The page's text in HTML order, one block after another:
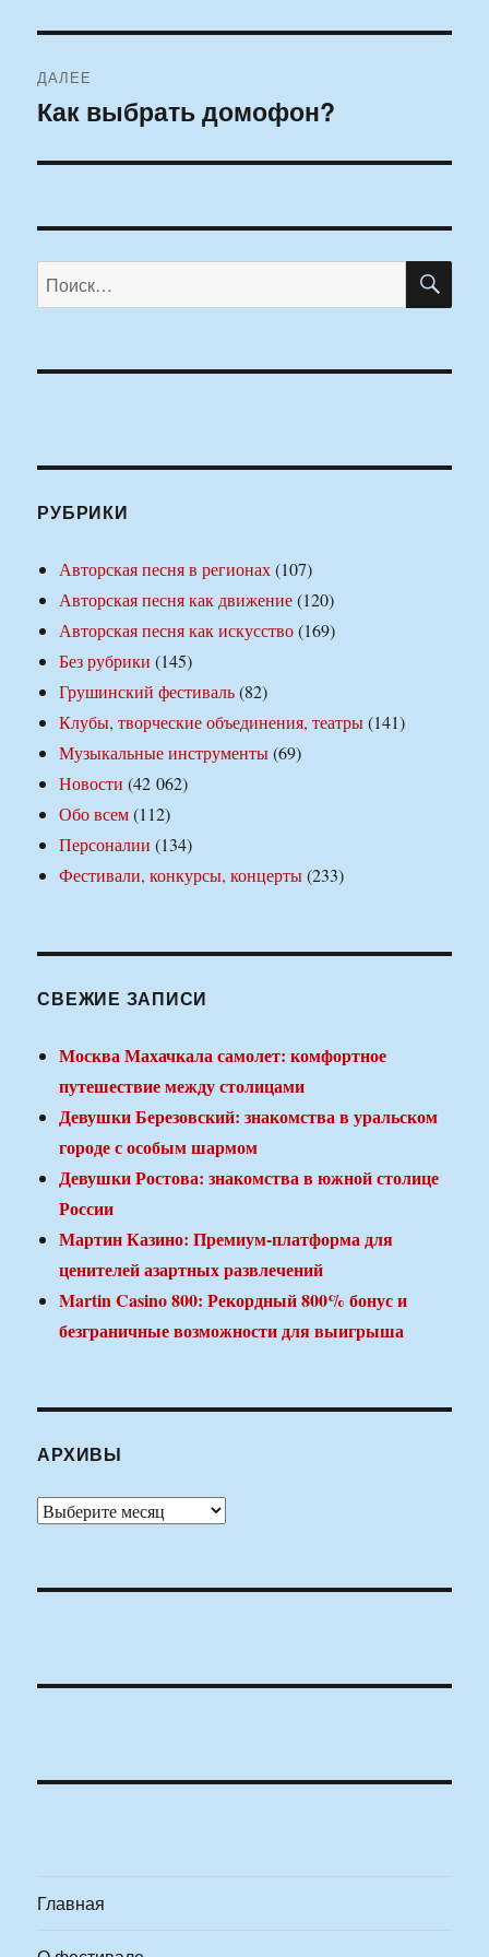
ДАЛЕЕ
Следующая
Как выбрать домофон?
Искать:
РУБРИКИ
Авторская песня в регионах(107)
Авторская песня как движение(120)
Авторская песня как искусство(169)
Без рубрики (145)
Грушинский фестиваль(82)
Клубы, творческие объединения, театры(141)
Музыкальные инструменты(69)
Новости (42 062)
Обо всем(112)
Персоналии (134)
Фестивали, конкурсы, концерты(233)
СВЕЖИЕ ЗАПИСИ
Москва Махачкала самолет: комфортное
путешествие между столицами
Девушки Березовский: знакомства в уральском
городе с особым шармом
Девушки Ростова: знакомства в южной столице
России
Мартин Казино: Премиум-платформа для
ценителей азартных развлечений
Martin Casino 800: Рекордный 800% бонус и
безграничные возможности для выигрыша
АРХИВЫ
Архивы
Главная